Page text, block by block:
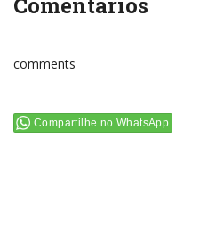
comments
Compartilhe no WhatsApp